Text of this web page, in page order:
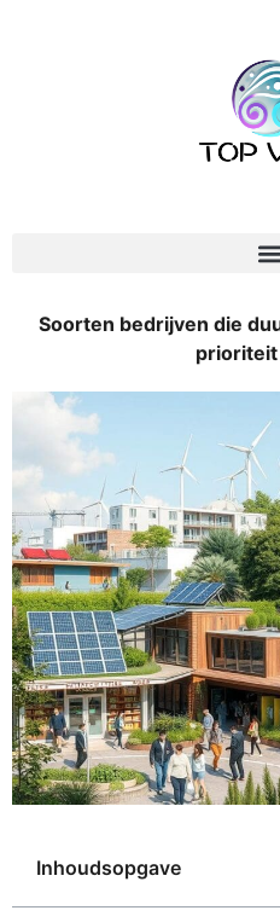
Soorten bedrijven die
prioriteit
Inhoudsopgave